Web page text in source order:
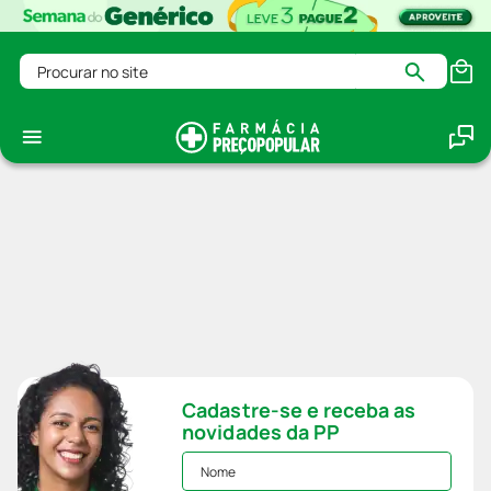
Procurar no site
Cadastre-se e receba as
novidades da PP